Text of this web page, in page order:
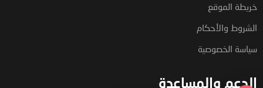
خريطة الموقع
الشروط والأحكام
سياسة الخصوصية
الدعم والمساعدة